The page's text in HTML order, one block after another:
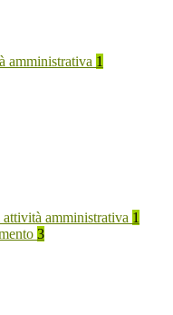
amministrativa 1
amministrativa 1
3